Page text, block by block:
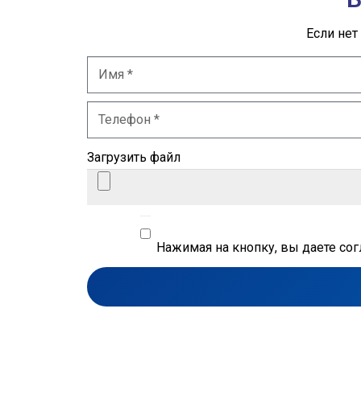
Если
Загрузить файл
Нажимая на кнопку, вы даете